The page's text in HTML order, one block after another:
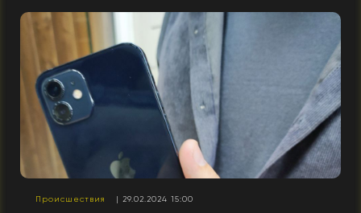
Происшествия | 29.02.2024 15:00